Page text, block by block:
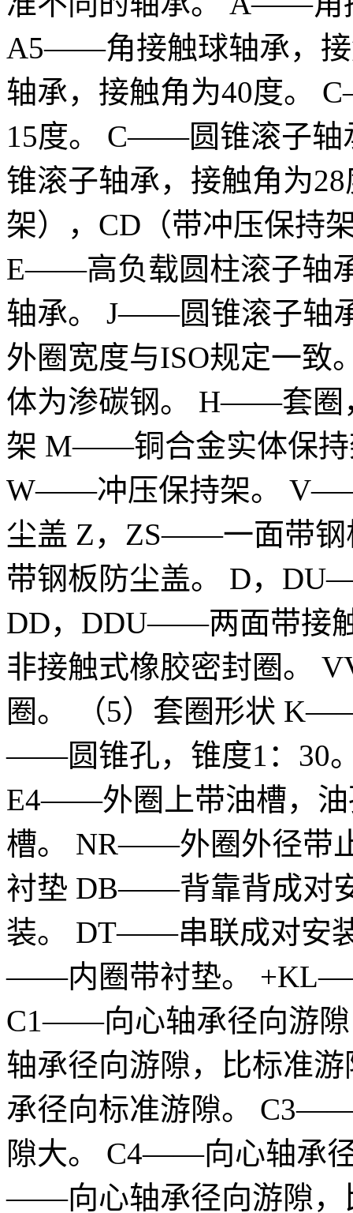
A5——角接触球轴承，
轴承，接触角为40度。
15度。 C——圆锥滚子
锥滚子轴承，接触角为
架），CD（带冲压保
E——高负载圆柱滚子轴
轴承。 J——圆锥滚子轴
外圈宽度与ISO规定一
体为渗碳钢。 H——套圈
架 M——铜合金实体保
W——冲压保持架。
尘盖 Z，ZS——一面带
带钢板防尘盖。 D，
DD，DDU——两面带接
非接触式橡胶密封圈。
圈。 （5）套圈形状
——圆锥孔，锥度1：30
E4——外圈上带油槽，
槽。 NR——外圈外径带
衬垫 DB——背靠背成对
装。 DT——串联成对安
——内圈带衬垫。
C1——向心轴承径向游
轴承径向游隙，比标准
承径向标准游隙。
隙大。 C4——向心轴承
——向心轴承径向游隙，